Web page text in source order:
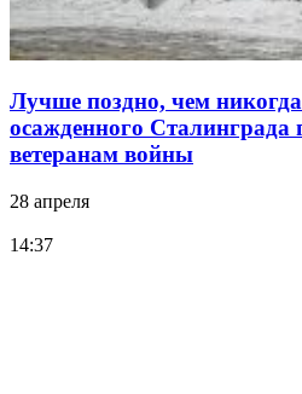
Лучше поздно, чем
осажденного Сталинграда
ветеранам войны
28 апреля
14:37